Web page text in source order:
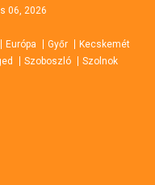
06, 2026
Európa Győr
Kecskemét
Szoboszló Szolnok